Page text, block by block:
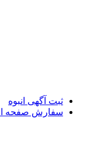
ثبت آگهی انبوه
سفارش صفحه